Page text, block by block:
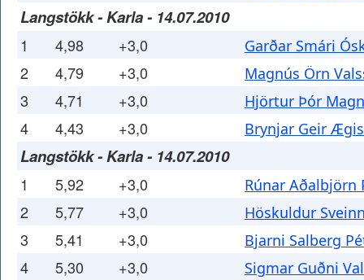
Langstökk - Karla - 14.07.2010
1 4,98 +3,0 Garðar Smári
2 4,79 +3,0 Magnús Örn
3 4,71 +3,0 Hjörtur Þór
4 4,43 +3,0 Brynjar Geir
Langstökk - Karla - 14.07.2010
1 5,92 +3,0 Rúnar Aðalbjörn
2 5,77 +3,0 Höskuldur
3 5,41 +3,0 Bjarni Salberg
4 5,30 +3,0 Sigmar Guðni